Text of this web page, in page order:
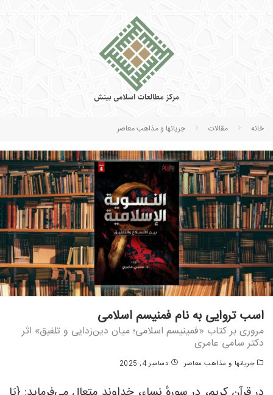
خانه مقالات جریانها و مذاهب معاصر
اسب تروایی به نام فمنیسم اسلامی
مروری بر کتاب «فمینیسم اسلامی؛ میان دین‌زدایی و تلفیق» اثر
دکتر سامی عامری
جریانها و مذاهب معاصر دسامبر 4, 2025